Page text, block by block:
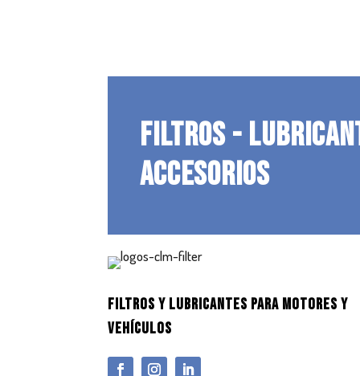
FILTROS -
ACCESORIOS
FILTROS Y LUBRICANTES PARA MOTORES Y
VEHÍCULOS